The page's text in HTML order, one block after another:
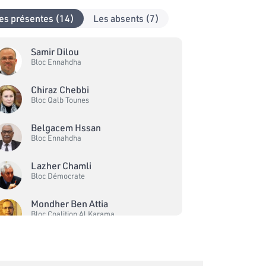
présentes (14) Les absents (7)
Samir Dilou
Bloc Ennahdha
Chiraz Chebbi
Bloc Qalb Tounes
Belgacem Hssan
Bloc Ennahdha
Lazher Chamli
Bloc Démocrate
Mondher Ben Attia
Bloc Coalition Al Karama